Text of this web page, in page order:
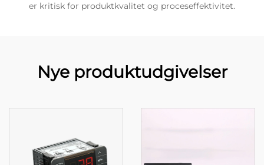
er kritisk for produktkvalitet og proceseffektivitet.
Nye produktudgivelser